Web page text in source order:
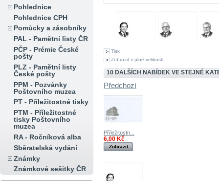
Pohlednice
Pohlednice CPH
Pomůcky a zásobníky
PAL - Pamětní listy ČR
PČP - Prémie České
pošty
PLZ - Pamětní listy
České pošty
PPM - Pozvánky
Poštovního muzea
PT - Příležitostné tisky
PTM - Příležitostné
tisky Poštovního
muzea
RA - Ročníková alba
Sběratelská vydání
Známky
Známkové sešitky ČR
Tisk
Zobrazit v plné velikosti
10 DALŠÍCH NABÍDEK VE STEJNÉ
Předchozí
Příležitostn...
6,00 Kč
Zobrazit